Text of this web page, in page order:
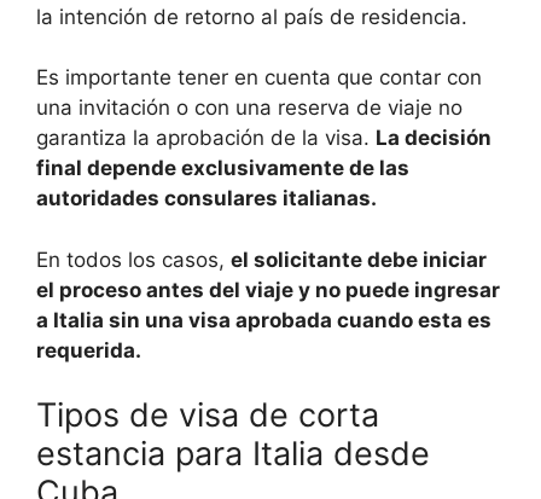
la intención de retorno al país de residencia.
Es importante tener en cuenta que contar con
una invitación o con una reserva de viaje no
garantiza la aprobación de la visa. La decisión
final depende exclusivamente de las
autoridades consulares italianas.
En todos los casos, el solicitante debe iniciar
el proceso antes del viaje y no puede ingresar
a Italia sin una visa aprobada cuando esta es
requerida.
Tipos de visa de corta
estancia para Italia desde